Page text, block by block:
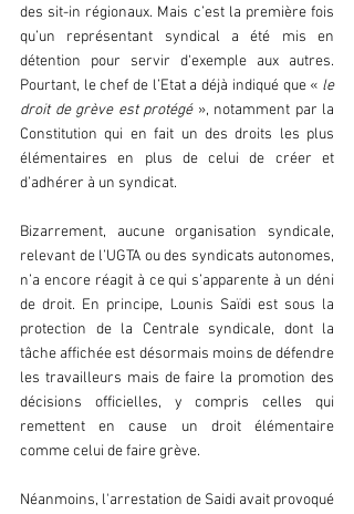
des sit-in régionaux. Mais c’est la première fois
qu’un représentant syndical a été mis en
détention pour servir d‘exemple aux autres.
Pourtant, le chef de l’Etat a déjà indiqué que « le
droit de grève est protégé », notamment par la
Constitution qui en fait un des droits les plus
élémentaires en plus de celui de créer et
d’adhérer à un syndicat.
Bizarrement, aucune organisation syndicale,
relevant de l’UGTA ou des syndicats autonomes,
n’a encore réagit à ce qui s’apparente à un déni
de droit. En principe, Lounis Saïdi est sous la
protection de la Centrale syndicale, dont la
tâche affichée est désormais moins de défendre
les travailleurs mais de faire la promotion des
décisions officielles, y compris celles qui
remettent en cause un droit élémentaire
comme celui de faire grève.
Néanmoins, l'arrestation de Saidi avait provoqué